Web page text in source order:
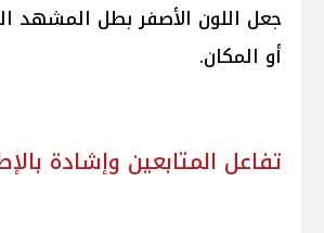
جعل اللون الأصفر بطل المشهد
أو المكان.
تفاعل المتابعين وإشادة